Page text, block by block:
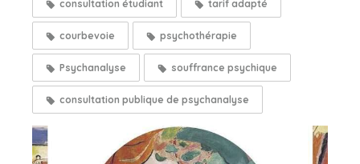
consultation étudiant tarif adapté
courbevoie psychothérapie
Psychanalyse souffrance psychique
consultation publique de psychanalyse